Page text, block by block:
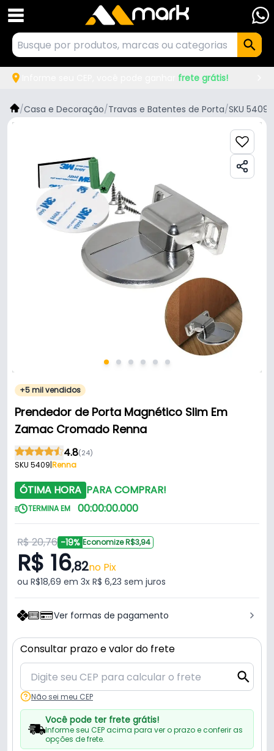
frete grátis!
/Casa e Decoração/Travas e Batentes de Porta/SKU 5409
+5 mil vendidos
Prendedor de Porta Magnético Slim Em
Zamac Cromado Renna
4.8(24)
SKU 5409|Renna
ÓTIMA HORA PARA COMPRAR!
TERMINA EM 00:00:00.000
R$ 20,76 -19% Economize R$3,94
R$ 16,82no Pix
ou R$18,69 em 3x R$ 6,23 sem juros
Ver formas de pagamento
Consultar prazo e valor do frete
Não sei meu CEP
Você pode ter frete grátis!
Informe seu CEP acima para ver o prazo e conferir as
opções de frete.